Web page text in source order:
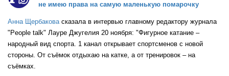
HUNне имею права на самую маленькую помарочку
Анна Щербаковасказала в интервью главному редактору журнала
"People talk" Лауре Джугелия 20 ноября: "Фигурное катание –
народный вид спорта. 1 канал открывает спортсменов с новой
стороны. От съёмок отдыхаю на катке, а от тренировок – на
съёмках.